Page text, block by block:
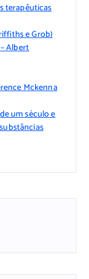
terapêuticas
e Grob)
Albert
Mckenna
um século e